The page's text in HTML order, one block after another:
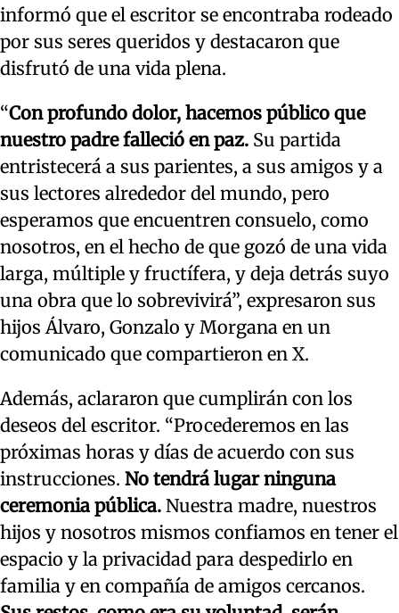
informó que el escritor se encontraba rodeado
por sus seres queridos y destacaron que
disfrutó de una vida plena.
“Con profundo dolor, hacemos público que
nuestro padre falleció en paz. Su partida
entristecerá a sus parientes, a sus amigos y a
sus lectores alrededor del mundo, pero
esperamos que encuentren consuelo, como
nosotros, en el hecho de que gozó de una vida
larga, múltiple y fructífera, y deja detrás suyo
una obra que lo sobrevivirá”, expresaron sus
hijos Álvaro, Gonzalo y Morgana en un
comunicado que compartieron en X.
Además, aclararon que cumplirán con los
deseos del escritor. “Procederemos en las
próximas horas y días de acuerdo con sus
instrucciones. No tendrá lugar ninguna
ceremonia pública. Nuestra madre, nuestros
hijos y nosotros mismos confiamos en tener el
espacio y la privacidad para despedirlo en
familia y en compañía de amigos cercanos.